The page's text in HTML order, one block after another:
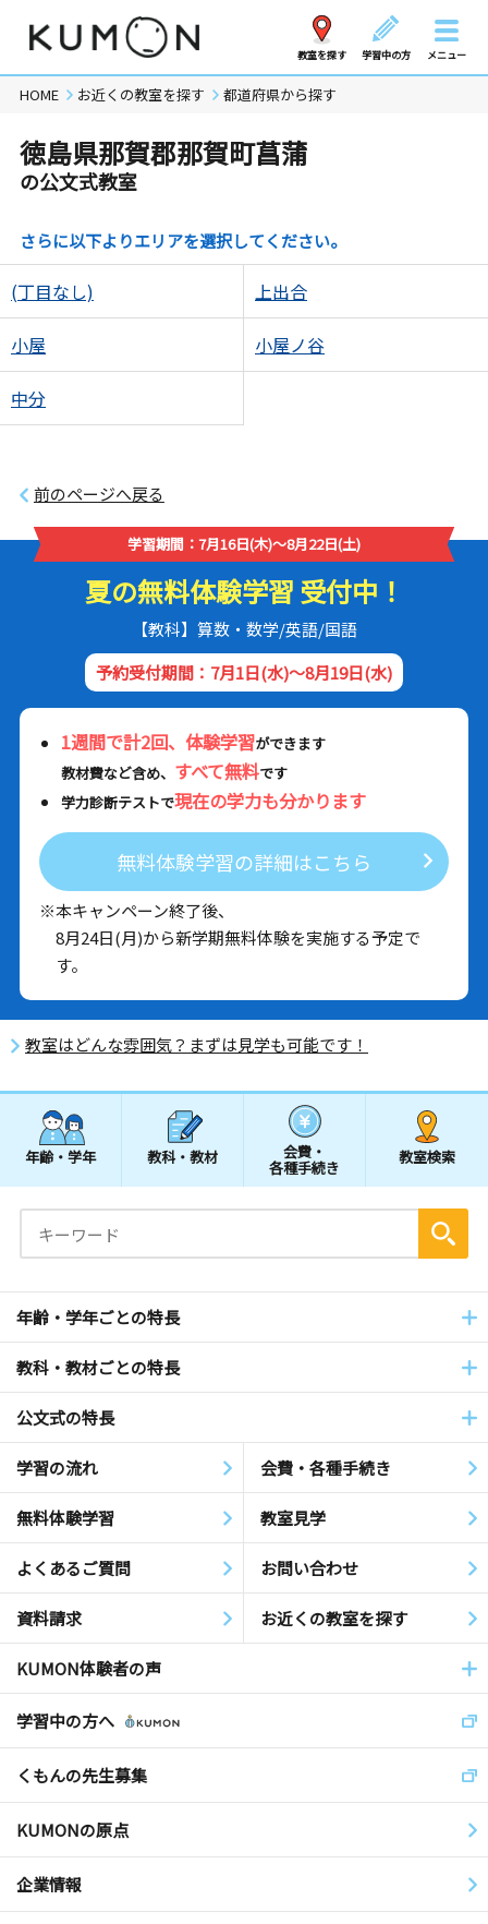
教室を探す 学習中の方 メニュー
HOME お近くの教室を探す 都道府県から探す
徳島県那賀郡那賀町菖蒲
の公文式教室
さらに以下よりエリアを選択してください。
(丁目なし) 上出合
小屋 小屋ノ谷
中分
前のページへ戻る
学習期間：7月16日(木)～8月22日(土)
夏の無料体験学習 受付中！
【教科】算数・数学/英語/国語
予約受付期間：7月1日(水)～8月19日(水)
1週間で計2回、体験学習ができます
教材費など含め、 すべて無料です
学力診断テストで現在の学力も分かります
無料体験学習の詳細はこちら
※本キャンペーン終了後、
8月24日(月)から新学期無料体験を実施する予定で
す。
教室はどんな雰囲気？まずは見学も可能です！
年齢・学年 教科・教材 会費・
各種手続き
教室検索
年齢・学年ごとの特長
教科・教材ごとの特長
公文式の特長
学習の流れ 会費・各種手続き
無料体験学習 教室見学
よくあるご質問 お問い合わせ
資料請求 お近くの教室を探す
KUMON体験者の声
学習中の方へ
くもんの先生募集
KUMONの原点
企業情報